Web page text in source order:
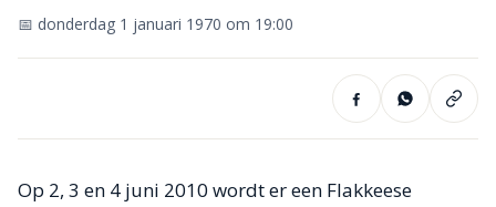
📅 donderdag 1 januari 1970 om 19:00
Op 2, 3 en 4 juni 2010 wordt er een Flakkeese